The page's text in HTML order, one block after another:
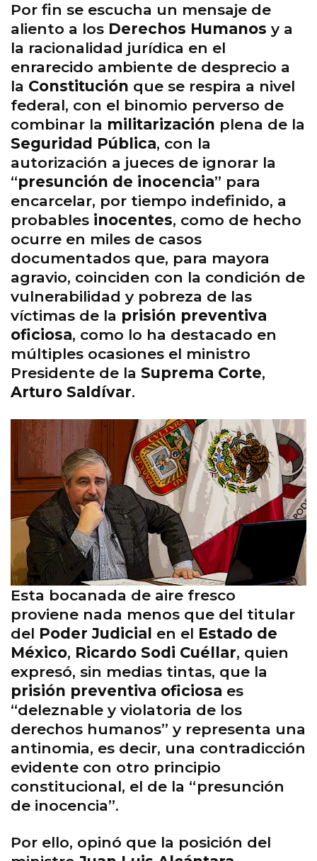
Por fin se escucha un mensaje de
aliento a los Derechos Humanos y a
la racionalidad jurídica en el
enrarecido ambiente de desprecio a
la Constitución que se respira a nivel
federal, con el binomio perverso de
combinar la militarización plena de la
Seguridad Pública, con la
autorización a jueces de ignorar la
“presunción de inocencia” para
encarcelar, por tiempo indefinido, a
probables inocentes, como de hecho
ocurre en miles de casos
documentados que, para mayora
agravio, coinciden con la condición de
vulnerabilidad y pobreza de las
víctimas de la prisión preventiva
oficiosa, como lo ha destacado en
múltiples ocasiones el ministro
Presidente de la Suprema Corte,
Arturo Saldívar.
Esta bocanada de aire fresco
proviene nada menos que del titular
del Poder Judicial en el Estado de
México, Ricardo Sodi Cuéllar, quien
expresó, sin medias tintas, que la
prisión preventiva oficiosa es
“deleznable y violatoria de los
derechos humanos” y representa una
antinomia, es decir, una contradicción
evidente con otro principio
constitucional, el de la “presunción
de inocencia”.
Por ello, opinó que la posición del